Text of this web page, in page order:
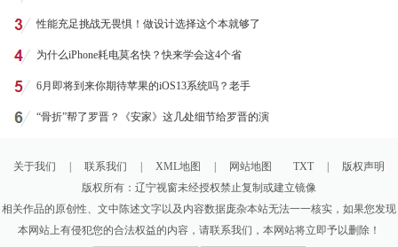
性能充足挑战无畏惧！做设计选择这个本就够了
为什么iPhone耗电莫名快？快来学会这4个省
6月即将到来你期待苹果的iOS13系统吗？老手
“骨折”帮了罗晋？《安家》这几处细节给罗晋的演
关于我们 联系我们 XML地图 网站地图 TXT
版权声明
版权所有：辽宁视窗未经授权禁止复制或建立镜像
相关作品的原创性、文中陈述文字以及内容数据庞杂本站无法一一核实，如果您发现
本网站上有侵犯您的合法权益的内容，请联系我们，本网站将立即予以删除！